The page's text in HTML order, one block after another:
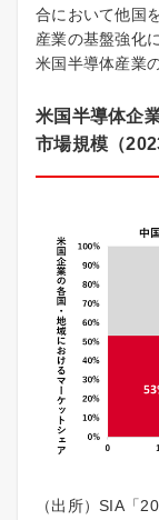
合において他国
産業の基盤強化
米国半導体産業
米国半導体企
市場規模（
（出所）SIA「